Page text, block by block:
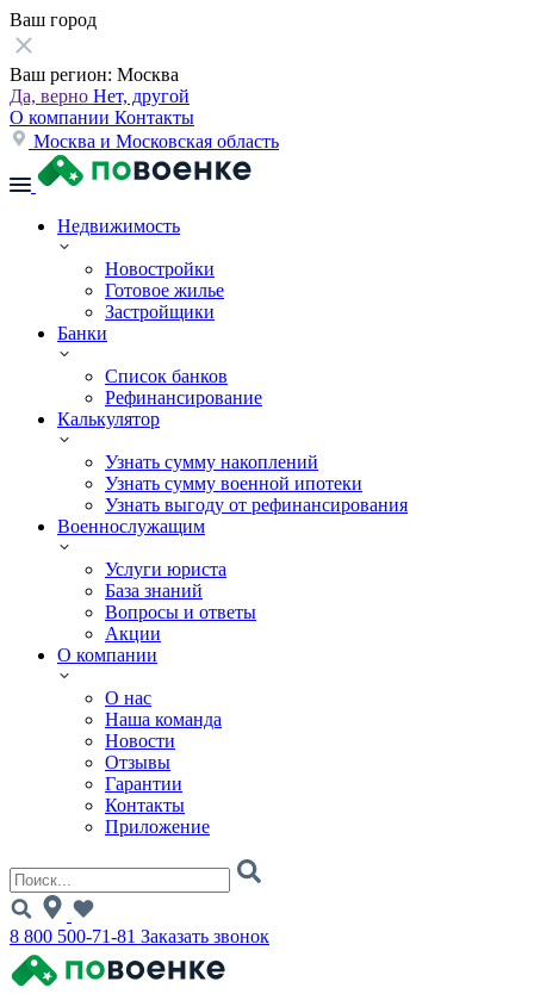
Ваш город
Ваш регион: Москва
Да, верно Нет, другой
О компании Контакты
Москва и Московская область
Недвижимость
Новостройки
Готовое жилье
Застройщики
Банки
Список банков
Рефинансирование
Калькулятор
Узнать сумму накоплений
Узнать сумму военной ипотеки
Узнать выгоду от рефинансирования
Военнослужащим
Услуги юриста
База знаний
Вопросы и ответы
Акции
О компании
О нас
Наша команда
Новости
Отзывы
Гарантии
Контакты
Приложение
8 800 500-71-81 Заказать звонок